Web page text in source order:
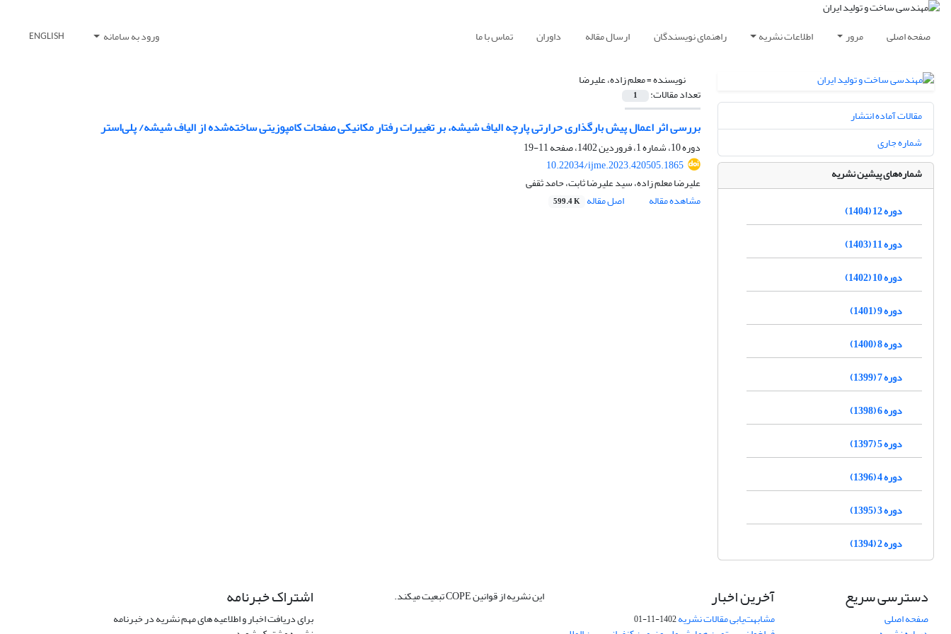
صفحه اصلی مرور اطلاعات نشریه راهنمای نویسندگان ارسال مقاله داوران تماس با ما ورود به سامانه ENGLISH
نویسنده =معلم زاده، علیرضا
تعداد مقالات: 1
بررسی اثر اعمال پیش بارگذاری حرارتی پارچه الیاف شیشه، بر تغییرات رفتار مکانیکی صفحات کامپوزیتی ساخته‌شده از الیاف شیشه/ پلی‌استر
دوره 10، شماره 1، فروردین 1402، صفحه
11-19
10.22034/ijme.2023.420505.1865
علیرضا معلم زاده، سید علیرضا ثابت، حامد ثقفی
مشاهده مقاله
اصل مقاله 599.4 K
مقالات آماده انتشار
شماره جاری
شماره‌های پیشین نشریه
دوره 12 (1404)
دوره 11 (1403)
دوره 10 (1402)
دوره 9 (1401)
دوره 8 (1400)
دوره 7 (1399)
دوره 6 (1398)
دوره 5 (1397)
دوره 4 (1396)
دوره 3 (1395)
دوره 2 (1394)
دسترسی سریع
صفحه اصلی
آخرین اخبار
مشابهت‌یابی مقالات نشریه1402-11-01
این نشریه از قوانین COPE تبعیت میکند. اشتراک خبرنامه
برای دریافت اخبار و اطلاعیه های مهم نشریه در خبرنامه